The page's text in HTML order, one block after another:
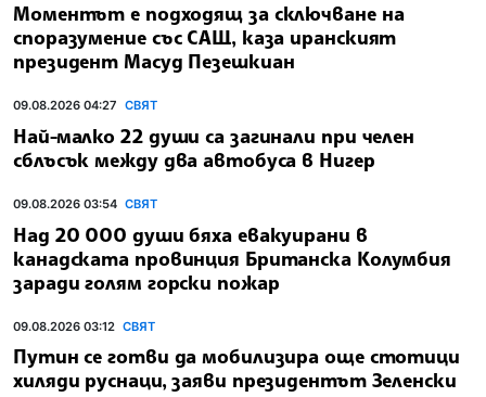
Моментът е подходящ за сключване на
споразумение със САЩ, каза иранският
президент Масуд Пезешкиан
09.08.2026 04:27 СВЯТ
Най-малко 22 души са загинали при челен
сблъсък между два автобуса в Нигер
09.08.2026 03:54 СВЯТ
Над 20 000 души бяха евакуирани в
канадската провинция Британска Колумбия
заради голям горски пожар
09.08.2026 03:12 СВЯТ
Путин се готви да мобилизира още стотици
хиляди руснаци, заяви президентът Зеленски